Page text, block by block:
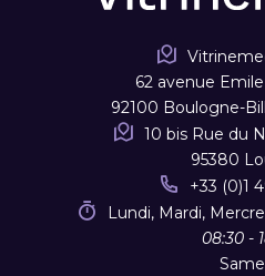
62 avenue
92100 Boulogne-
10 bis Rue du
95380
+33 (0)1
Lundi, Mardi,
08:30 -